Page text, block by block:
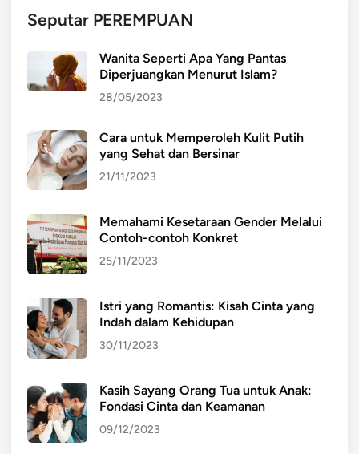
Seputar PEREMPUAN
Wanita Seperti Apa Yang Pantas
Diperjuangkan Menurut Islam?
28/05/2023
Cara untuk Memperoleh Kulit Putih
yang Sehat dan Bersinar
21/11/2023
Memahami Kesetaraan Gender Melalui
Contoh-contoh Konkret
25/11/2023
Istri yang Romantis: Kisah Cinta yang
Indah dalam Kehidupan
30/11/2023
Kasih Sayang Orang Tua untuk Anak:
Fondasi Cinta dan Keamanan
09/12/2023